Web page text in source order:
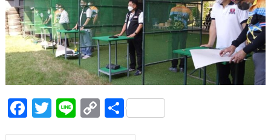
o
o
k
Li
n
k
F
ac
T
w
Li
n
C
o
S
h